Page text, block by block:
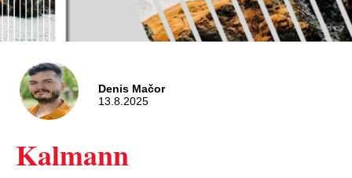
Denis Mačor
13.8.2025
Kalmann